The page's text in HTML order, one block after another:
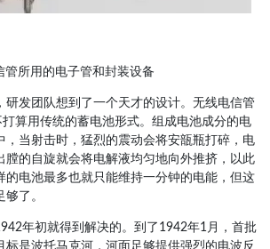
管所用的电子管和封装设备
研发团队想到了一个天才的设计。无线电信管
打算用传统的蓄电池形式。组成电池成分的电
，当射击时，猛烈的震动会将安瓿瓶打碎，电
膛的自旋就会将电解液均匀地向外推挤，以此
的电池最多也就只能维持一分钟的电能，但这
了。
年初就得到解决的。到了1942年1月，首批